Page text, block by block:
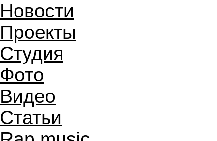
Новости
Проекты
Студия
Фото
Видео
Статьи